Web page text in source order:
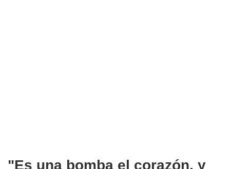
"Es una bomba el corazón, y